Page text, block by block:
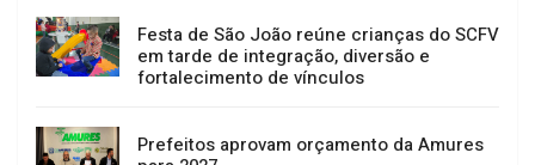
Festa de São João reúne crianças do SCFV
em tarde de integração, diversão e
fortalecimento de vínculos
Prefeitos aprovam orçamento da Amures